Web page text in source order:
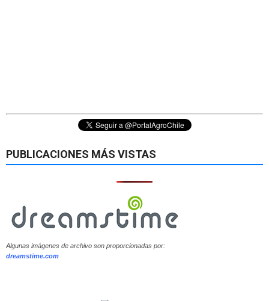
PUBLICACIONES MÁS VISTAS
Algunas imágenes de archivo son proporcionadas por:
dreamstime.com